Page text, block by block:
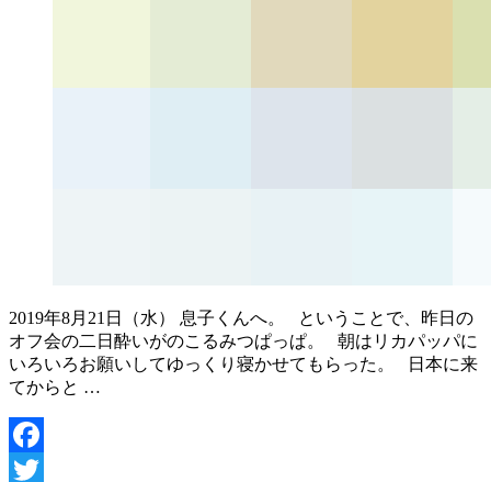
2019年8月21日（水） 息子くんへ。 ということで、昨日の
オフ会の二日酔いがのこるみつぱっぱ。 朝はリカパッパに
いろいろお願いしてゆっくり寝かせてもらった。 日本に来
てからと …
Facebook